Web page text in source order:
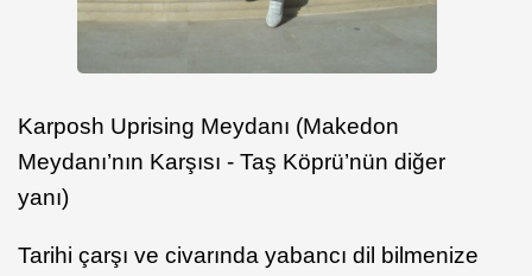
Karposh Uprising Meydanı (Makedon
Meydanı’nın Karşısı - Taş Köprü’nün diğer
yanı)
Tarihi çarşı ve civarında yabancı dil bilmenize